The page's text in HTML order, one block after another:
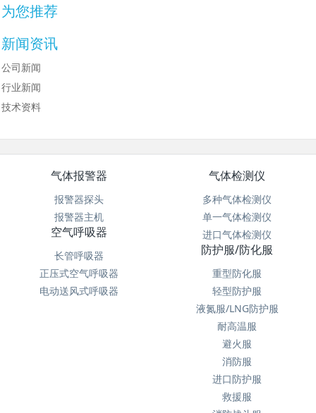
为您推荐
新闻资讯
公司新闻
行业新闻
技术资料
气体报警器
报警器探头
报警器主机
气体检测仪
多种气体检测仪
单一气体检测仪
进口气体检测仪
空气呼吸器
长管呼吸器
正压式空气呼吸器
电动送风式呼吸器
防护服/防化服
重型防化服
轻型防护服
液氮服/LNG防护服
耐高温服
避火服
消防服
进口防护服
救援服